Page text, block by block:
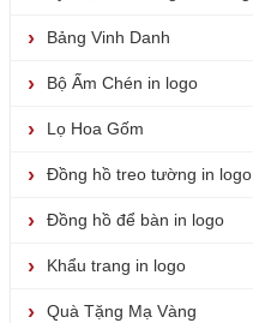
Bảng Vinh Danh
Bộ Ấm Chén in logo
Lọ Hoa Gốm
Đồng hồ treo tường in logo
Đồng hồ để bàn in logo
Khẩu trang in logo
Quà Tặng Mạ Vàng